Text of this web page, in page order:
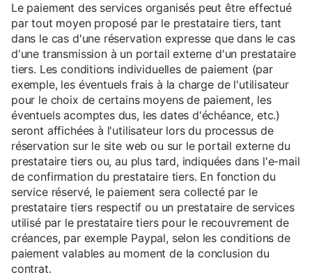
Le paiement des services organisés peut être effectué
par tout moyen proposé par le prestataire tiers, tant
dans le cas d'une réservation expresse que dans le cas
d'une transmission à un portail externe d'un prestataire
tiers. Les conditions individuelles de paiement (par
exemple, les éventuels frais à la charge de l'utilisateur
pour le choix de certains moyens de paiement, les
éventuels acomptes dus, les dates d'échéance, etc.)
seront affichées à l'utilisateur lors du processus de
réservation sur le site web ou sur le portail externe du
prestataire tiers ou, au plus tard, indiquées dans l'e-mail
de confirmation du prestataire tiers. En fonction du
service réservé, le paiement sera collecté par le
prestataire tiers respectif ou un prestataire de services
utilisé par le prestataire tiers pour le recouvrement de
créances, par exemple Paypal, selon les conditions de
paiement valables au moment de la conclusion du
contrat.